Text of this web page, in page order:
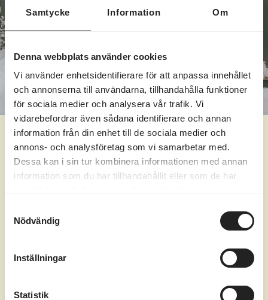
Samtycke Information Om
Denna webbplats använder cookies
Vi använder enhetsidentifierare för att anpassa innehållet
och annonserna till användarna, tillhandahålla funktioner
för sociala medier och analysera vår trafik. Vi
vidarebefordrar även sådana identifierare och annan
information från din enhet till de sociala medier och
annons- och analysföretag som vi samarbetar med.
Dessa kan i sin tur kombinera informationen med annan
information som du har tillhandahållit eller som de har
Nödvändig
Inställningar
Statistik
Lunch i Villa Berg
någon eller någonting speciellt på en speciell
Vi behöver din bokning senast 48 timmar innan